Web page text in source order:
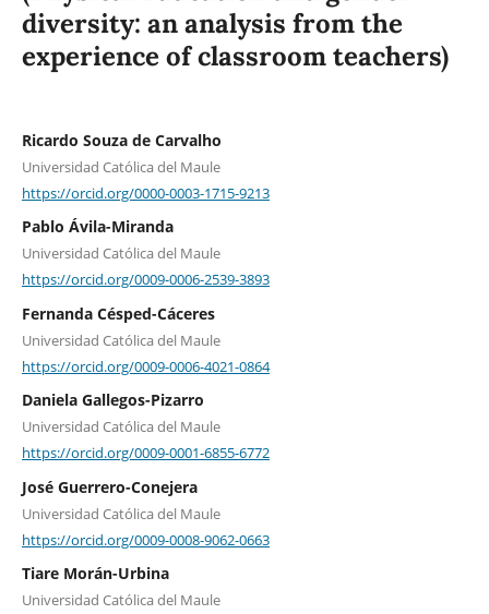
diversity: an analysis from the
experience of classroom teachers)
Ricardo Souza de Carvalho
Universidad Católica del Maule
https://orcid.org/0000-0003-1715-9213
Pablo Ávila-Miranda
Universidad Católica del Maule
https://orcid.org/0009-0006-2539-3893
Fernanda Césped-Cáceres
Universidad Católica del Maule
https://orcid.org/0009-0006-4021-0864
Daniela Gallegos-Pizarro
Universidad Católica del Maule
https://orcid.org/0009-0001-6855-6772
José Guerrero-Conejera
Universidad Católica del Maule
https://orcid.org/0009-0008-9062-0663
Tiare Morán-Urbina
Universidad Católica del Maule